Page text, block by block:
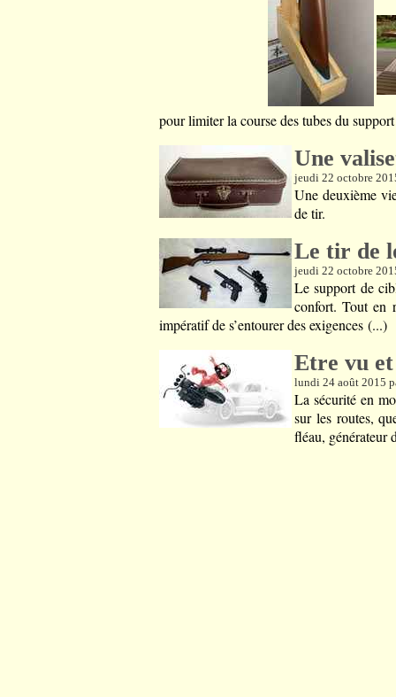
pour limiter la course des tubes du
Une
jeudi 22 octobre
Une deuxième
de tir.
Le tir de
jeudi 22 octobre
Le support de
confort. Tout en
impératif de s’entourer des exigences (...)
Etre vu
lundi 24 août 2015
La sécurité en
sur les routes,
fléau, générateur